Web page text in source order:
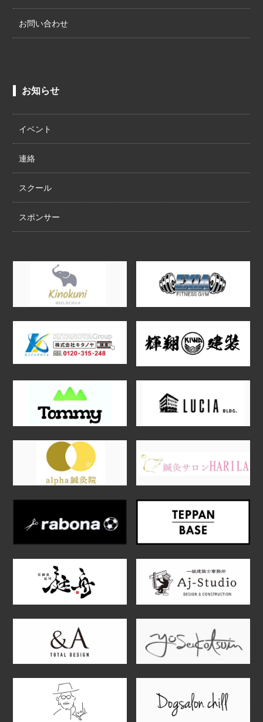
お問い合わせ
お知らせ
イベント
連絡
スクール
スポンサー